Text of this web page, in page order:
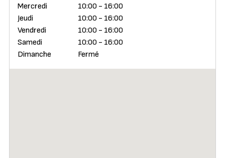
Mercredi
10:00 - 16:00
Jeudi
10:00 - 16:00
Vendredi
10:00 - 16:00
Samedi
10:00 - 16:00
Dimanche
Fermé